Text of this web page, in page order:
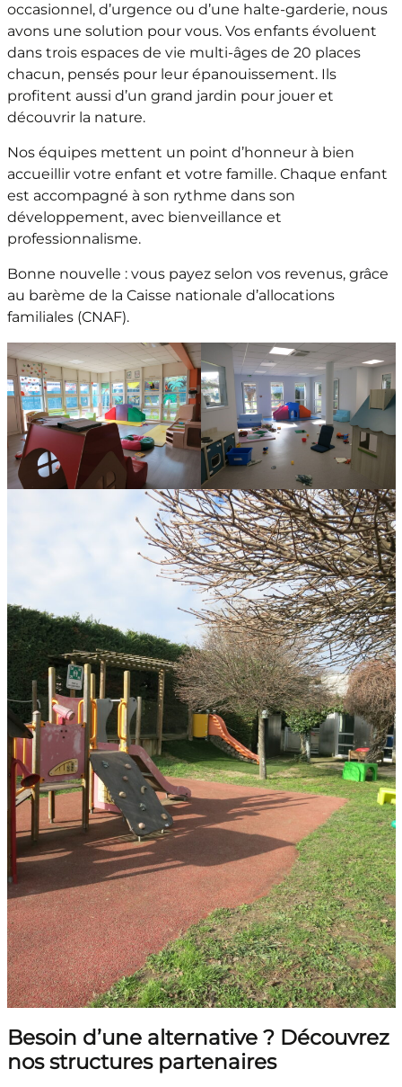
occasionnel, d’urgence ou d’une halte-garderie, nous
avons une solution pour vous. Vos enfants évoluent
dans trois espaces de vie multi-âges de 20 places
chacun, pensés pour leur épanouissement. Ils
profitent aussi d’un grand jardin pour jouer et
découvrir la nature.
Nos équipes mettent un point d’honneur à bien
accueillir votre enfant et votre famille. Chaque enfant
est accompagné à son rythme dans son
développement, avec bienveillance et
professionnalisme.
Bonne nouvelle : vous payez selon vos revenus, grâce
au barème de la Caisse nationale d’allocations
familiales (CNAF).
Besoin d’une alternative ? Découvrez
nos structures partenaires